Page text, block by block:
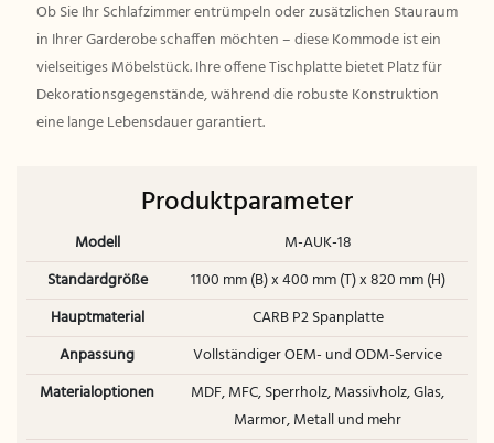
Ob Sie Ihr Schlafzimmer entrümpeln oder zusätzlichen Stauraum
in Ihrer Garderobe schaffen möchten – diese Kommode ist ein
vielseitiges Möbelstück. Ihre offene Tischplatte bietet Platz für
Dekorationsgegenstände, während die robuste Konstruktion
eine lange Lebensdauer garantiert.
Produktparameter
Modell
M-AUK-18
Standardgröße
1100 mm (B) x 400 mm (T) x 820 mm (H)
Hauptmaterial
CARB P2 Spanplatte
Anpassung
Vollständiger OEM- und ODM-Service
Materialoptionen
MDF, MFC, Sperrholz, Massivholz, Glas,
Marmor, Metall und mehr